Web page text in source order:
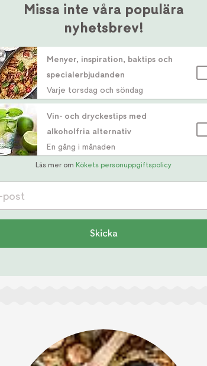
Missa inte våra populära
nyhetsbrev!
Menyer, inspiration, baktips och
specialerbjudanden
Varje torsdag och söndag
Vin- och dryckestips med
alkoholfria alternativ
En gång i månaden
Läs mer om Kökets personuppgiftspolicy
post
Skicka